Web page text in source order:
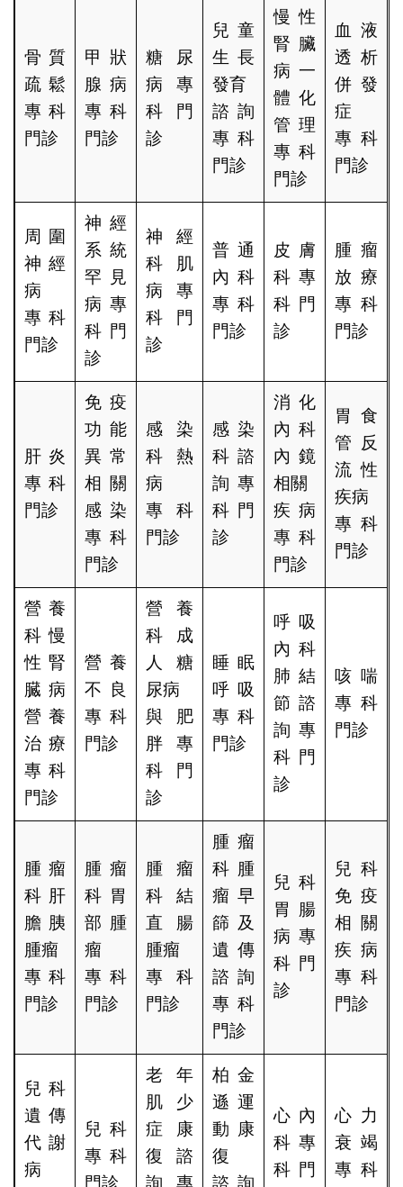
骨質
疏鬆
專科
門診
甲狀
腺病
專科
門診
糖尿
病專
科門
診
兒童
生長
發育
諮詢
專科
門診
慢性
腎臟
病一
體化
管理
專科
門診
血液
透析
併發
症
專科
門診
周圍
神經
病
專科
門診
神經
系統
罕見
病專
科門
診
神經
科肌
病專
科門
診
普通
內科
專科
門診
皮膚
科專
科門
診
腫瘤
放療
專科
門診
肝炎
專科
門診
免疫
功能
異常
相關
感染
專科
門診
感染
科熱
病
專科
門診
感染
科諮
詢專
科門
診
消化
內科
內鏡
相關
疾病
專科
門診
胃食
管反
流性
疾病
專科
門診
營養
科慢
性腎
臓病
營養
治療
專科
門診
營養
不良
專科
門診
營養
科成
人糖
尿病
與肥
胖專
科門
診
睡眠
呼吸
專科
門診
呼吸
內科
肺結
節諮
詢專
科門
診
咳喘
專科
門診
腫瘤
科肝
膽胰
腫瘤
專科
門診
腫瘤
科胃
部腫
瘤
專科
門診
腫瘤
科結
直腸
腫瘤
專科
門診
腫瘤
科腫
瘤早
篩及
遺傳
諮詢
專科
門診
兒科
胃腸
病專
科門
診
兒科
免疫
相關
疾病
專科
門診
兒科
遺傳
代謝
病
兒科
專科
老年
肌少
症康
復諮
柏金
遜運
動康
復
心內
科專
科門
心力
衰竭
專科